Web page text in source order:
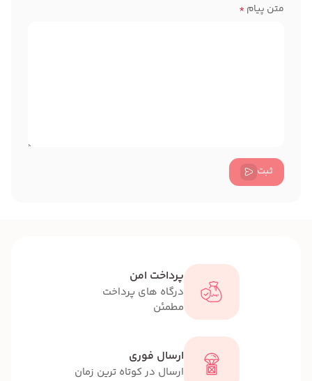
متن پیام*
ثبت
پرداخت امن
درگاه های پرداخت
مطمئن
ارسال فوری
ارسال در کوتاه ترین زمان